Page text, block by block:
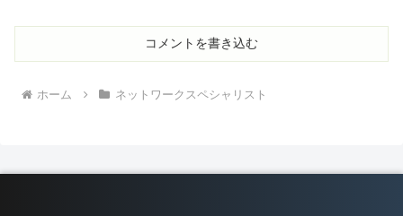
コメントを書き込む
ホーム ネットワークスペシャリスト